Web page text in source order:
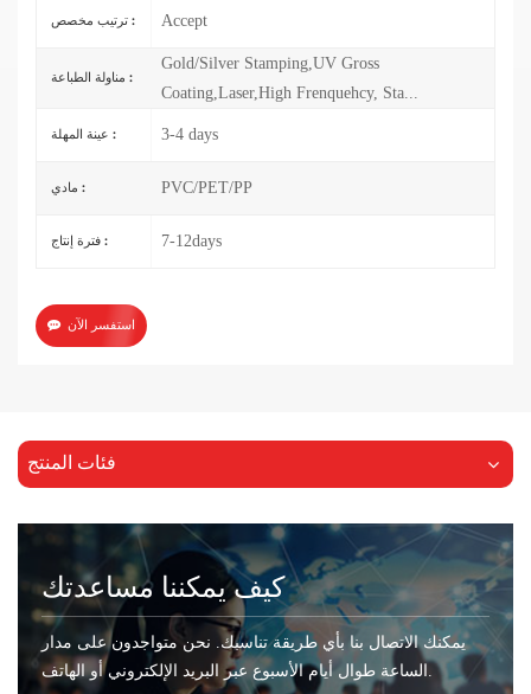
ترتيب مخصص : Accept
مناولة الطباعة :
Gold/Silver Stamping,UV Gross
Coating,Laser,High Frenquehcy, Sta...
عينة المهلة : 3-4 days
مادي : PVC/PET/PP
فترة إنتاج : 7-12days
استفسر الآن
فئات المنتج
كيف يمكننا مساعدتك
يمكنك الاتصال بنا بأي طريقة تناسبك. نحن متواجدون على مدار